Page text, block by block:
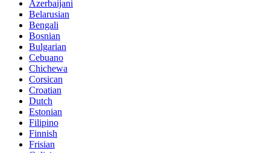
Azerbaijani
Belarusian
Bengali
Bosnian
Bulgarian
Cebuano
Chichewa
Corsican
Croatian
Dutch
Estonian
Filipino
Finnish
Frisian